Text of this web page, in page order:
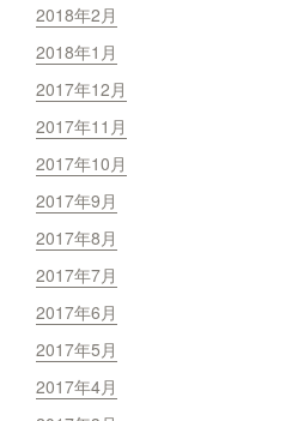
2018年2月
2018年1月
2017年12月
2017年11月
2017年10月
2017年9月
2017年8月
2017年7月
2017年6月
2017年5月
2017年4月